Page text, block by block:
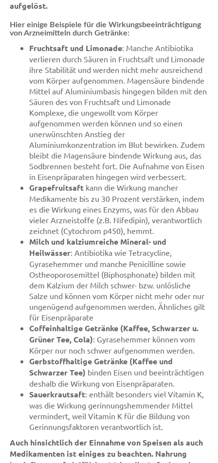
aufgelöst.
Hier einige Beispiele für die Wirkungsbeeinträchtigung
von Arzneimitteln durch Getränke:
Fruchtsaft und Limonade: Manche Antibiotika
verlieren durch Säuren in Fruchtsaft und Limonade
ihre Stabilität und werden nicht mehr ausreichend
vom Körper aufgenommen. Magensäure bindende
Mittel auf Aluminiumbasis hingegen bilden mit den
Säuren des von Fruchtsaft und Limonade
Komplexe, die ungewollt vom Körper
aufgenommen werden können und so einen
unerwünschten Anstieg der
Aluminiumkonzentration im Blut bewirken. Zudem
bleibt die Magensäure bindende Wirkung aus, das
Sodbrennen besteht fort. Die Aufnahme von Eisen
in Eisenpräparaten hingegen wird verbessert.
Grapefruitsaft kann die Wirkung mancher
Medikamente bis zu 30 Prozent verstärken, indem
es die Wirkung eines Enzyms, was für den Abbau
vieler Arzneistoffe (z.B. Nifedipin), verantwortlich
zeichnet (Cytochrom p450), hemmt.
Milch und kalziumreiche Mineral- und
Heilwässer: Antibiotika wie Tetracycline,
Gyrasehemmer und manche Penicilline sowie
Ostheoporosemittel (Biphosphonate) bilden mit
dem Kalzium der Milch schwer- bzw. unlösliche
Salze und können vom Körper nicht mehr oder nur
ungenügend aufgenommen werden. Ähnliches gilt
für Eisenpräparate
Coffeinhaltige Getränke (Kaffee, Schwarzer u.
Grüner Tee, Cola): Gyrasehemmer können vom
Körper nur noch schwer aufgenommen werden.
Gerbstoffhaltige Getränke (Kaffee und
Schwarzer Tee) binden Eisen und beeinträchtigen
deshalb die Wirkung von Eisenpräparaten.
Sauerkrautsaft: enthält besonders viel Vitamin K,
was die Wirkung gerinnungshemmender Mittel
vermindert, weil Vitamin K für die Bildung von
Gerinnungsfaktoren verantwortlich ist.
Auch hinsichtlich der Einnahme von Speisen als auch
Medikamenten ist einiges zu beachten. Nahrung